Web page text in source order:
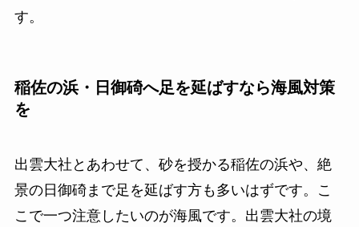
す。
稲佐の浜・日御碕へ足を延ばすなら海風対策
を
出雲大社とあわせて、砂を授かる稲佐の浜や、絶
景の日御碕まで足を延ばす方も多いはずです。こ
こで一つ注意したいのが海風です。出雲大社の境